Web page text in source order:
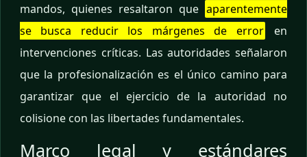
mandos, quienes resaltaron que aparentemente
se busca reducir los márgenes de error en
intervenciones críticas. Las autoridades señalaron
que la profesionalización es el único camino para
garantizar que el ejercicio de la autoridad no
colisione con las libertades fundamentales.
Marco legal y estándares